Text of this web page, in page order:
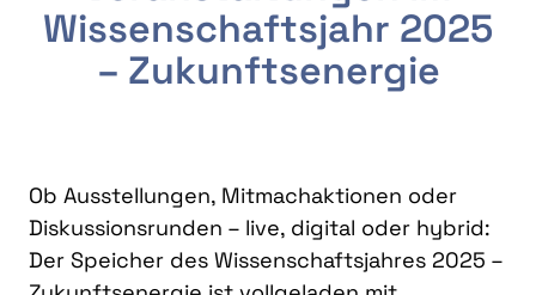
Wissenschaftsjahr 2025
– Zukunftsenergie
Ob Ausstellungen, Mitmachaktionen oder
Diskussionsrunden – live, digital oder hybrid:
Der Speicher des Wissenschaftsjahres 2025 –